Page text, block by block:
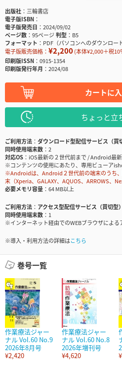
出版社
三輪書店
電子版ISBN
電子版発売日
2024/09/02
ページ数
95ページ判型
B5
フォーマット
PDF（パソコンへのダウンロー
電子版販売価格： ¥2,200(本体¥2,000＋税10
印刷版ISSN
0915-1354
印刷版発行年月
2024/08
カートに
ちょっと立
ご利用方法
ダウンロード型配信サービス（買
同時使用端末数
2
対応OS
iOS最新の２世代前まで / Android最
※コンテンツの使用にあたり、専用ビューア
※Androidは、Android２世代前の端末のうち
末（Xperia、GALAXY、AQUOS、ARROWS、
必要メモリ容量
64 MB以上
ご利用方法
アクセス型配信サービス（買切型）
同時使用端末数
1
※インターネット経由でのWEBブラウザによる
※導入・利用方法の詳細はこちら
巻号一覧
作業療法ジャー
ナル Vol.60 No.9
2026年8月号
¥2,420
作業療法ジャー
ナル Vol.60 No.8
2026年増刊号
¥4,620